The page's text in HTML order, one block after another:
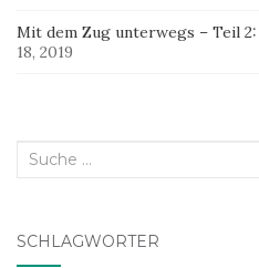
Mit dem Zug unterwegs – Teil
18, 2019
Suche
SCHLAGWÖRTER